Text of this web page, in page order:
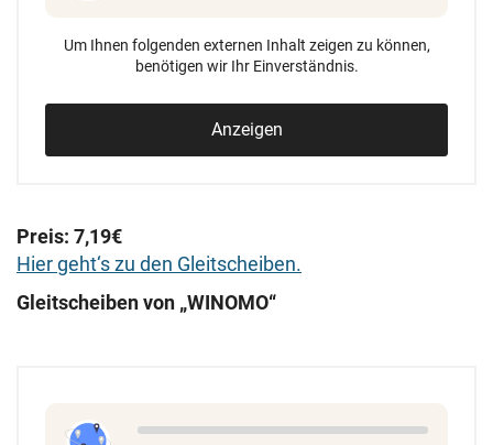
Um Ihnen folgenden externen Inhalt zeigen zu können,
benötigen wir Ihr Einverständnis.
Anzeigen
Preis: 7,19€
Hier geht‘s zu den Gleitscheiben.
Gleitscheiben von „WINOMO“